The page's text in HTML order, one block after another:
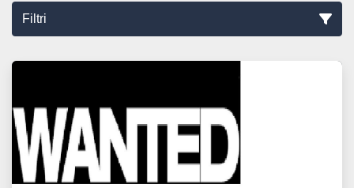
Filtri
Tutte le categorie
Ordina per